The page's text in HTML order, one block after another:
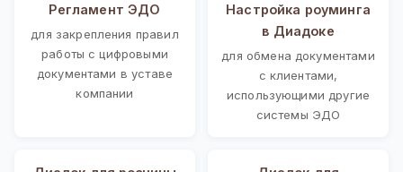
Регламент ЭДО
для закрепления правил
работы с цифровыми
документами в уставе
компании
Настройка роуминга
в Диадоке
для обмена документами
с клиентами,
использующими другие
системы ЭДО